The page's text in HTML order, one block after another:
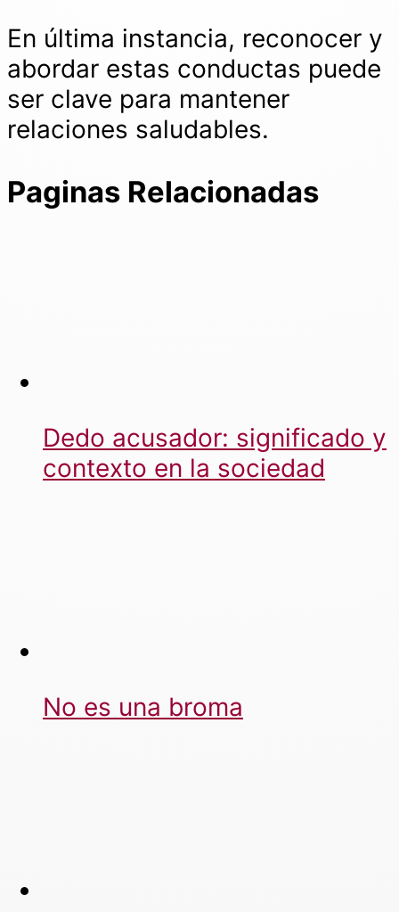
En última instancia, reconocer y
abordar estas conductas puede
ser clave para mantener
relaciones saludables.
Paginas Relacionadas
Dedo acusador: significado y
contexto en la sociedad
No es una broma